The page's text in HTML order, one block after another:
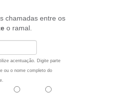
chamadas entre os
o ramal.
acentuação. Digite parte
ou o nome completo do